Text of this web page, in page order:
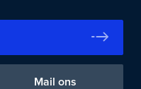
Mail ons